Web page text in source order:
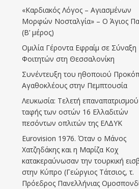
«Καρδιακός Λόγος – Αγιασμένων
Μορφών Νοσταλγία» – Ο Άγιος
(Β’ μέρος)
Ομιλία Γέροντα Εφραίμ σε Σύναξη
Φοιτητών στη Θεσσαλονίκη
Συνέντευξη του ηθοποιού
Αγαθοκλέους στην Πεμπτουσία
Λευκωσία: Τελετή επαναπατρισμού
ταφής των οστών 16 Ελλαδιτών
πεσόντων οπλιτών της ΕΛΔΥΚ
Eurovision 1976. Όταν ο Μάνος
Χατζηδάκης και η Μαρίζα Κοχ
κατακεραύνωσαν την τουρκική
στην Κύπρο (Γεώργιος Τάτσιος, τ.
Πρόεδρος Πανελλήνιας